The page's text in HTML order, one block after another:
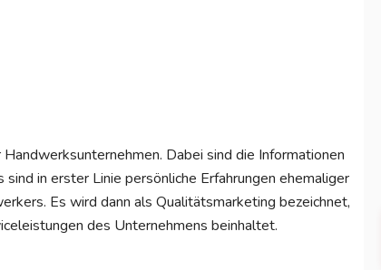
Dabei sind die Informationen
in erster Linie persönliche Erfahrungen ehemaliger
Es wird dann als Qualitätsmarketing bezeichnet,
des Unternehmens beinhaltet.